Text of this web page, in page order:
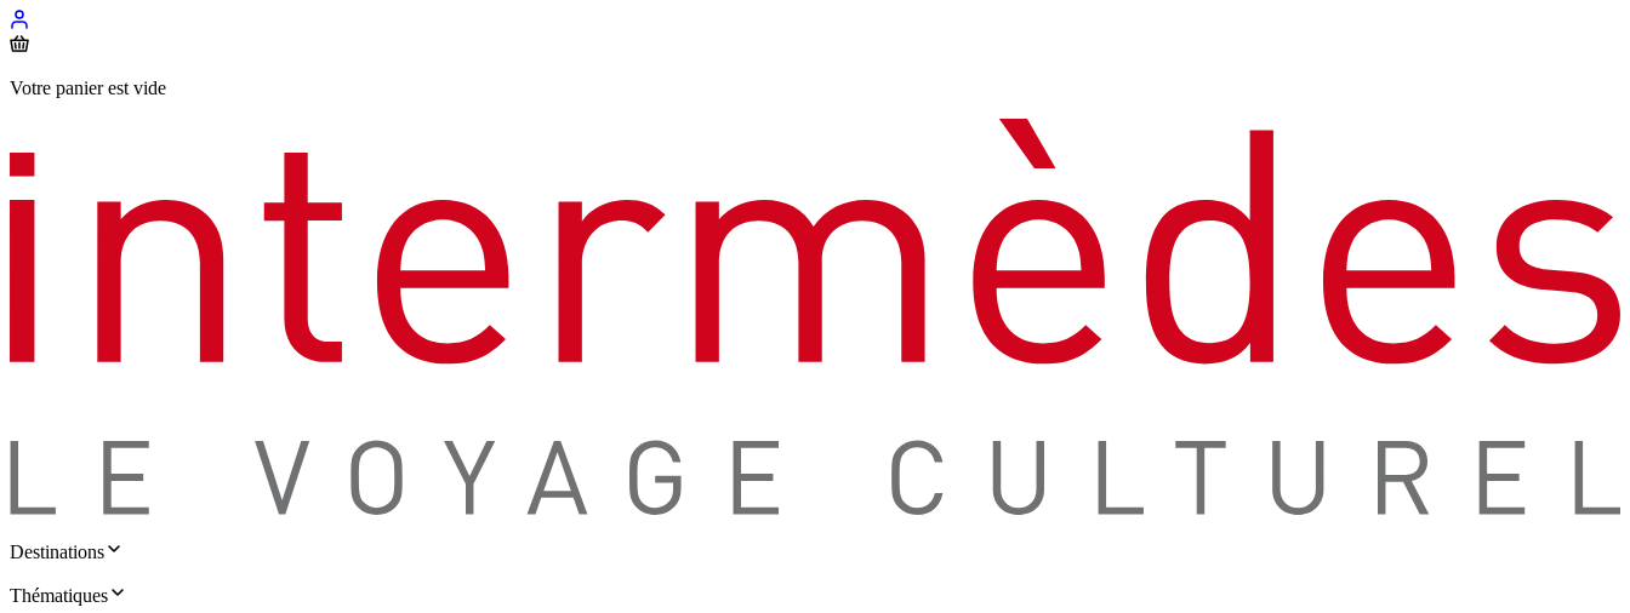
Votre panier est vide
Destinations
Thématiques